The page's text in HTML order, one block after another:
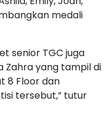
medali
senior TGC juga
Zahra yang tampil di
8 Floor dan
tersebut,” tutur